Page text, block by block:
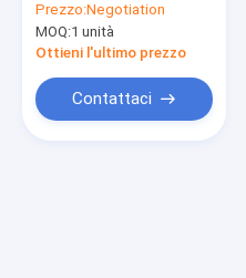
dell'esposizione del
cioccolato di
800x800x1100mm
Prezzo:Negotiation
MOQ:1 unità
Ottieni l'ultimo prezzo
Contattaci